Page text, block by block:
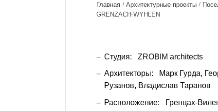
Главная Архитектурные проекты
GRENZACH-WYHLEN
Студия: ZROBIM architects
Архитекторы: Марк Гурда
Рузанов
Владислав Таранов
Расположение: Гренцах-